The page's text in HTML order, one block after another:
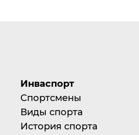
Инваспорт
Спортсмены
Виды спорта
История спорта